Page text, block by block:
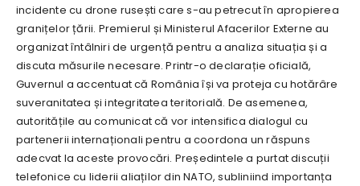
incidente cu drone rusești care s-au petrecut în apropierea
granițelor țării. Premierul și Ministerul Afacerilor Externe au
organizat întâlniri de urgență pentru a analiza situația și a
discuta măsurile necesare. Printr-o declarație oficială,
Guvernul a accentuat că România își va proteja cu hotărâre
suveranitatea și integritatea teritorială. De asemenea,
autoritățile au comunicat că vor intensifica dialogul cu
partenerii internaționali pentru a coordona un răspuns
adecvat la aceste provocări. Președintele a purtat discuții
telefonice cu liderii aliaților din NATO, subliniind importanța